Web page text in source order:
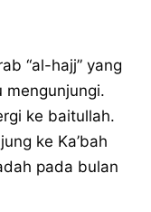
“al-hajj” yang
mengunjungi.
ke baitullah.
ke Ka’bah
pada bulan